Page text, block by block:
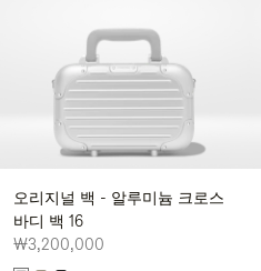
오리지널 백 - 알루미늄 크로스
바디 백 16
₩3,200,000